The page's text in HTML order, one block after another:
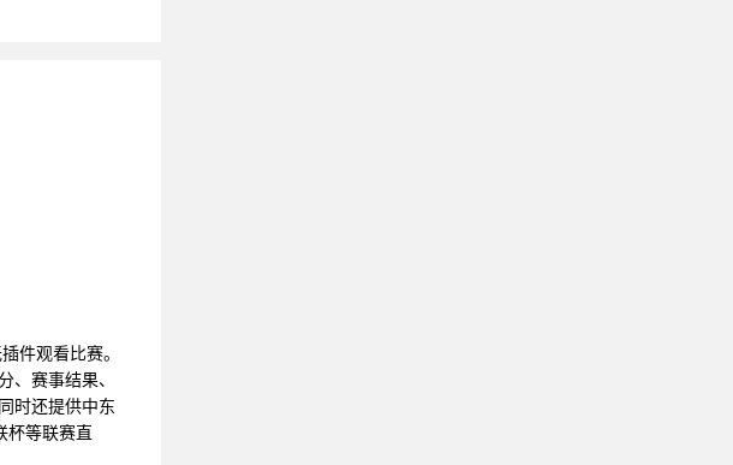
件观看比赛。
、赛事结果、
时还提供中东
杯等联赛直